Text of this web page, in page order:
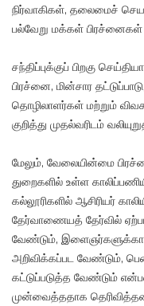
நிர்வாகிகள், தலைமைச்
பல்வேறு மக்கள் பிரச்னைகள்
சந்திப்புக்குப் பிறகு
பிரச்னை, மின்சார
தொழிலாளர்கள் மற்றும்
குறித்து முதல்வரிடம்
மேலும், வேலையின்மை
துறைகளில் உள்ள
கல்லூரிகளில் ஆசிரியர்
தேர்வாணையத் தேர்வில்
வேண்டும்,
அறிவிக்கப்பட வேண்டும்,
கட்டுப்படுத்த வேண்டும்
முன்வைத்ததாக